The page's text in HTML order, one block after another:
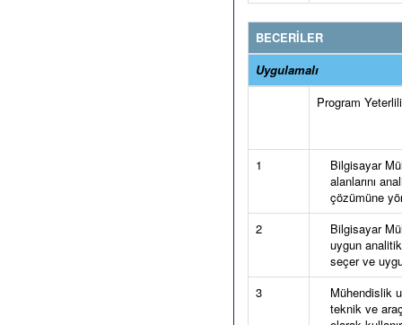
BECERİLER
Uygulamalı
Program
1
Bilgisayar
alanlarını
çözümüne
2
Bilgisayar
uygun
seçer ve
3
Mühendislik
teknik ve